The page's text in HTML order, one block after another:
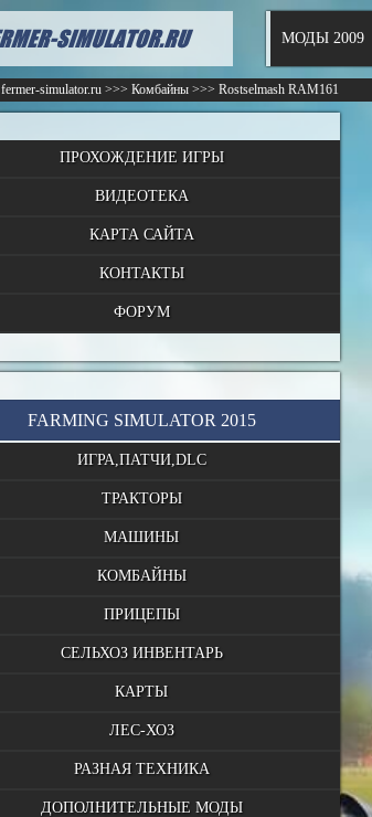
МОДЫ 2009
fermer-simulator.ru >>> Комбайны >>> Rostselmash RAM161
ПРОХОЖДЕНИЕ ИГРЫ
ВИДЕОТЕКА
КАРТА САЙТА
КОНТАКТЫ
ФОРУМ
FARMING SIMULATOR 2015
ИГРА,ПАТЧИ,DLC
ТРАКТОРЫ
МАШИНЫ
КОМБАЙНЫ
ПРИЦЕПЫ
СЕЛЬХОЗ ИНВЕНТАРЬ
КАРТЫ
ЛЕС-ХОЗ
РАЗНАЯ ТЕХНИКА
ДОПОЛНИТЕЛЬНЫЕ МОДЫ